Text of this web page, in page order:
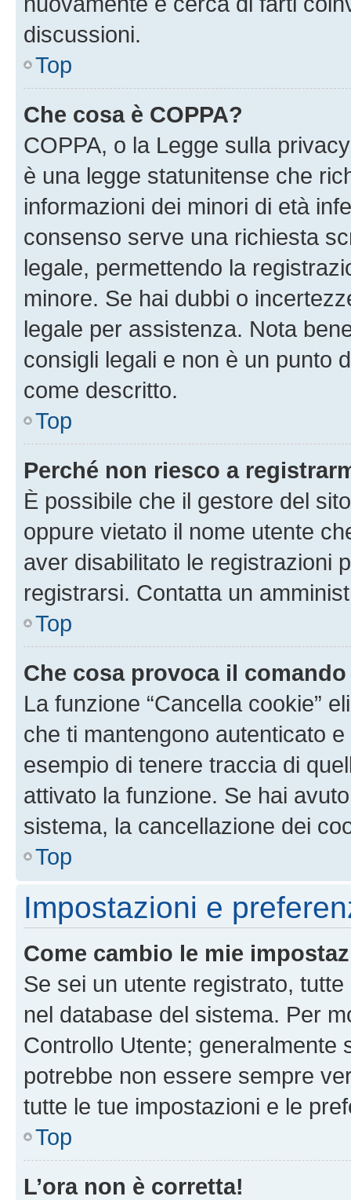
discussioni.
Top
Che cosa è COPPA?
COPPA, o la Legge sulla
è una legge statunitense che
informazioni dei minori di età
consenso serve una richiesta
legale, permettendo la
minore. Se hai dubbi o
legale per assistenza. Nota
consigli legali e non è un punto
come descritto.
Top
Perché non riesco a
È possibile che il gestore del
oppure vietato il nome utente
aver disabilitato le registrazioni
registrarsi. Contatta un
Top
Che cosa provoca il
La funzione “Cancella cookie”
che ti mantengono autenticato
esempio di tenere traccia di
attivato la funzione. Se hai
sistema, la cancellazione dei
Top
Impostazioni e
Come cambio le mie
Se sei un utente registrato,
nel database del sistema. Per
Controllo Utente; generalmente
potrebbe non essere sempre
tutte le tue impostazioni e le
Top
L’ora non è corretta!